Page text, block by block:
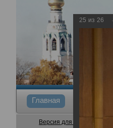
Главная
Версия для слабовидящих
25 из 26